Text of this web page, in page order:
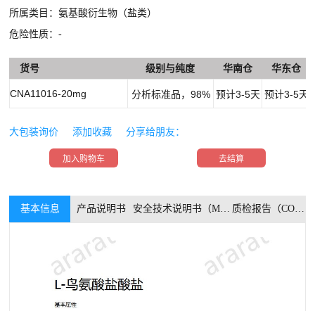
所属类目：氨基酸衍生物（盐类）
危险性质：-
货号 级别与纯度 华南仓 华东仓
CNA11016-20mg 分析标准品，98% 预计3-5天 预计3-5天
大包装询价 添加收藏 分享给朋友：
加入购物车 去结算
基本信息 产品说明书 安全技术说明书（MSDS） 质检报告（COA）